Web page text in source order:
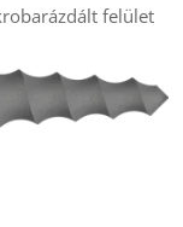
felület